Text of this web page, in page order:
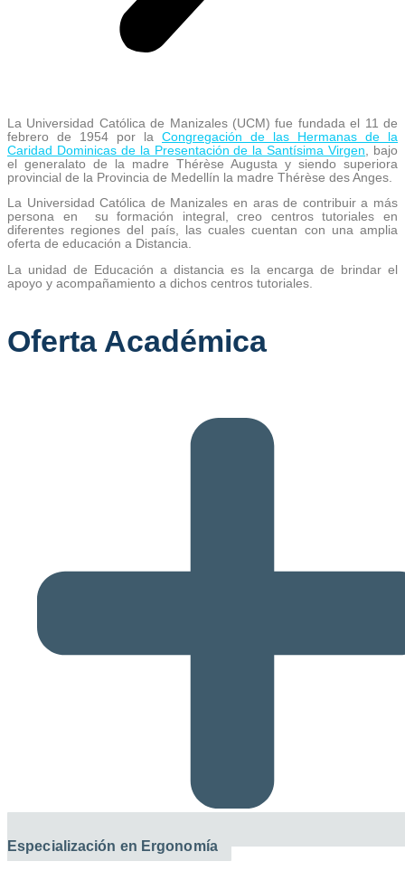
La Universidad Católica de Manizales (UCM) fue fundada el 11 de
febrero de 1954 por la Congregación de las Hermanas de la
Caridad Dominicas de la Presentación de la Santísima Virgen , bajo
el generalato de la madre Thérèse Augusta y siendo superiora
provincial de la Provincia de Medellín la madre Thérèse des Anges.
La Universidad Católica de Manizales en aras de contribuir a más
persona en su formación integral, creo centros tutoriales en
diferentes regiones del país, las cuales cuentan con una amplia
oferta de educación a Distancia.
La unidad de Educación a distancia es la encarga de brindar el
apoyo y acompañamiento a dichos centros tutoriales.
Oferta Académica
Especialización en Ergonomía